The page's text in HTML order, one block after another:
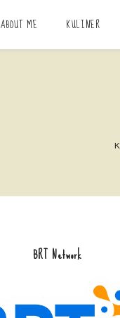
ABOUT ME KULINER
BRT Network